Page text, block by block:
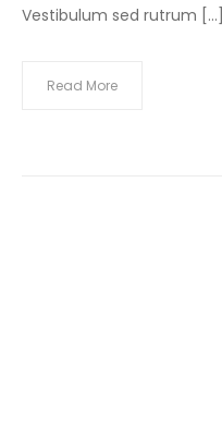
Vestibulum sed rutrum […]
Read More